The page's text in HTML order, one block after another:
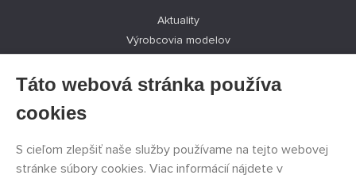
Aktuality
Výrobcovia modelov
Kontakty
Facebook
Táto webová stránka používa
cookies
S cieľom zlepšiť naše služby používame na tejto webovej
stránke súbory cookies. Viac informácií nájdete v